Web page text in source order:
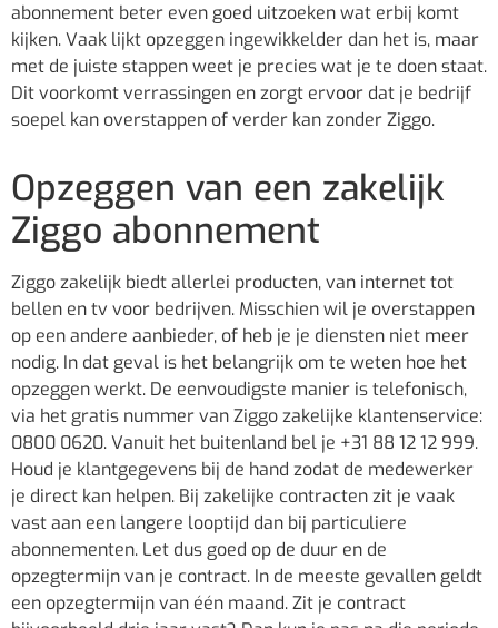
abonnement beter even goed uitzoeken wat erbij komt
kijken. Vaak lijkt opzeggen ingewikkelder dan het is, maar
met de juiste stappen weet je precies wat je te doen staat.
Dit voorkomt verrassingen en zorgt ervoor dat je bedrijf
soepel kan overstappen of verder kan zonder Ziggo.
Opzeggen van een zakelijk
Ziggo abonnement
Ziggo zakelijk biedt allerlei producten, van internet tot
bellen en tv voor bedrijven. Misschien wil je overstappen
op een andere aanbieder, of heb je je diensten niet meer
nodig. In dat geval is het belangrijk om te weten hoe het
opzeggen werkt. De eenvoudigste manier is telefonisch,
via het gratis nummer van Ziggo zakelijke klantenservice:
0800 0620. Vanuit het buitenland bel je +31 88 12 12 999.
Houd je klantgegevens bij de hand zodat de medewerker
je direct kan helpen. Bij zakelijke contracten zit je vaak
vast aan een langere looptijd dan bij particuliere
abonnementen. Let dus goed op de duur en de
opzegtermijn van je contract. In de meeste gevallen geldt
een opzegtermijn van één maand. Zit je contract